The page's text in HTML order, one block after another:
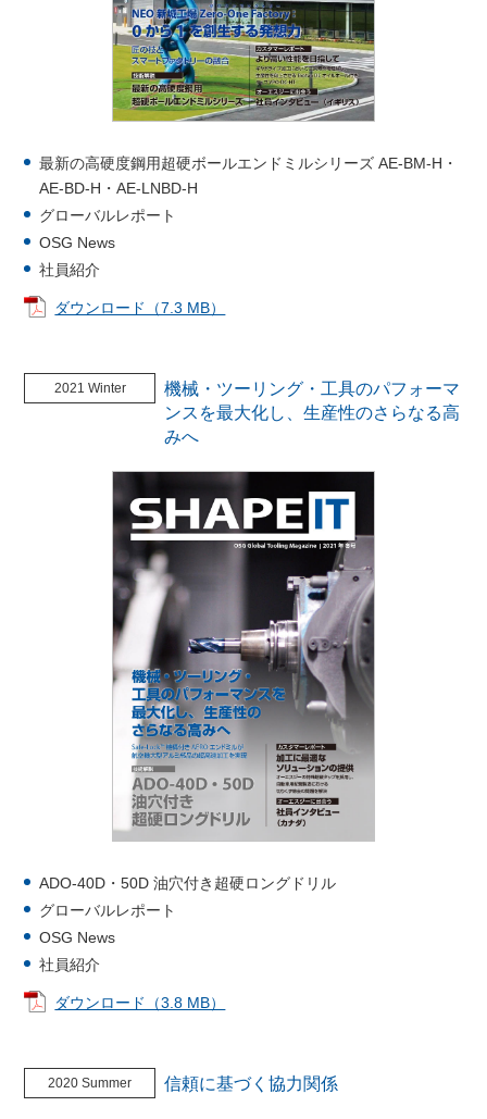
最新の高硬度鋼用超硬ボールエンドミルシリーズ AE-BM-H・
AE-BD-H・AE-LNBD-H
グローバルレポート
OSG News
社員紹介
ダウンロード（7.3 MB）
2021 Winter
機械・ツーリング・工具のパフォーマ
ンスを最大化し、生産性のさらなる高
みへ
ADO-40D・50D 油穴付き超硬ロングドリル
グローバルレポート
OSG News
社員紹介
ダウンロード（3.8 MB）
2020 Summer 信頼に基づく協力関係